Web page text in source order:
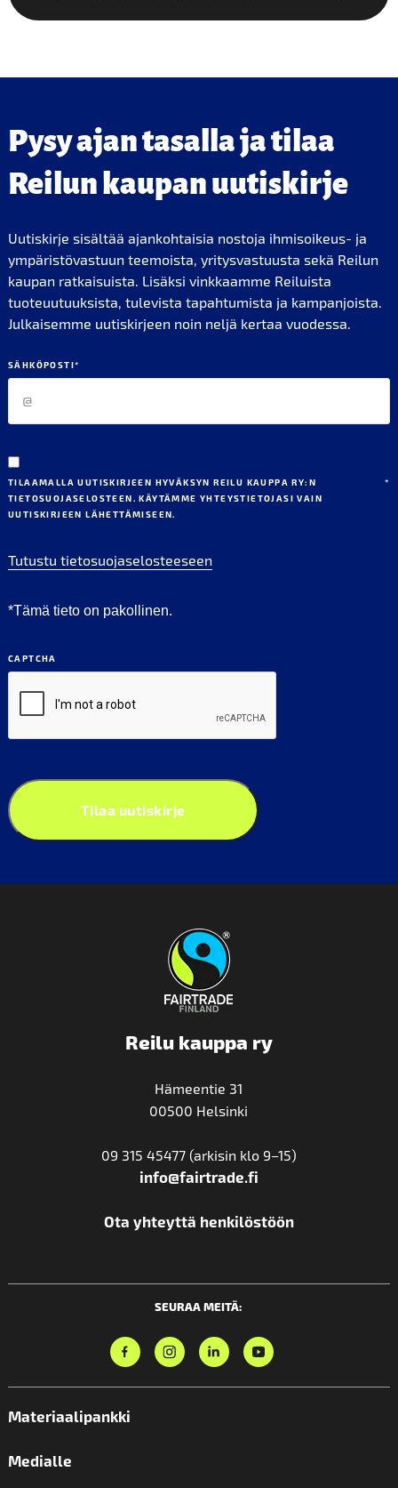
Pysy ajan tasalla ja tilaa
Reilun kaupan uutiskirje
Uutiskirje sisältää ajankohtaisia nostoja ihmisoikeus- ja
ympäristövastuun teemoista, yritysvastuusta sekä Reilun
kaupan ratkaisuista. Lisäksi vinkkaamme Reiluista
tuoteuutuuksista, tulevista tapahtumista ja kampanjoista.
Julkaisemme uutiskirjeen noin neljä kertaa vuodessa.
SÄHKÖPOSTI*
TILAAMALLA UUTISKIRJEEN HYVÄKSYN REILU KAUPPA RY:N
TIETOSUOJASELOSTEEN. KÄYTÄMME YHTEYSTIETOJASI VAIN
UUTISKIRJEEN LÄHETTÄMISEEN.
*
Tutustu tietosuojaselosteeseen
*Tämä tieto on pakollinen.
CAPTCHA
Tilaa uutiskirje
Reilu kauppa ry
Hämeentie 31
00500 Helsinki
09 315 45477 (arkisin klo 9–15)
info@fairtrade.fi
Ota yhteyttä henkilöstöön
SEURAA MEITÄ:
Materiaalipankki
Medialle